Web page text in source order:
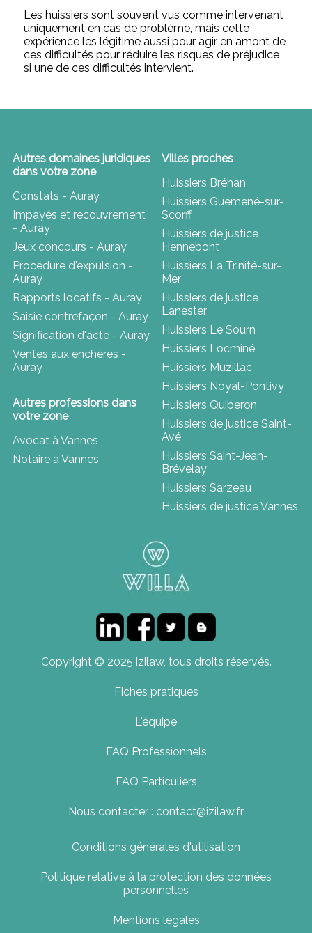
Les huissiers sont souvent vus comme intervenant
uniquement en cas de problème, mais cette
expérience les légitime aussi pour agir en amont de
ces difficultés pour réduire les risques de préjudice
si une de ces difficultés intervient.
Autres domaines juridiques
dans votre zone
Constats - Auray
Impayés et recouvrement
- Auray
Jeux concours - Auray
Procédure d'expulsion -
Auray
Rapports locatifs - Auray
Saisie contrefaçon - Auray
Signification d'acte - Auray
Ventes aux enchères -
Auray
Autres professions dans
votre zone
Avocat à Vannes
Notaire à Vannes
Villes proches
Huissiers Bréhan
Huissiers Guémené-sur-
Scorff
Huissiers de justice
Hennebont
Huissiers La Trinité-sur-
Mer
Huissiers de justice
Lanester
Huissiers Le Sourn
Huissiers Locminé
Huissiers Muzillac
Huissiers Noyal-Pontivy
Huissiers Quiberon
Huissiers de justice Saint-
Avé
Huissiers Saint-Jean-
Brévelay
Huissiers Sarzeau
Huissiers de justice Vannes
Copyright © 2025 izilaw, tous droits réservés.
Fiches pratiques
L'équipe
FAQ Professionnels
FAQ Particuliers
Nous contacter : contact@izilaw.fr
Conditions générales d'utilisation
Politique relative à la protection des données
personnelles
Mentions légales